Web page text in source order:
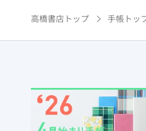
高橋書店トップ 手帳トッ